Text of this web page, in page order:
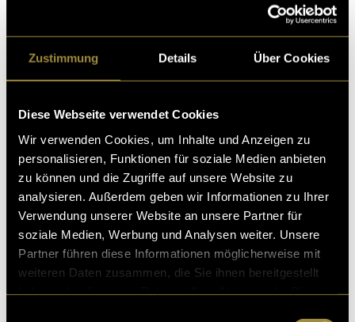
Zustimmung Details Über Cookies
Diese Webseite verwendet Cookies
Wir verwenden Cookies, um Inhalte und Anzeigen zu
personalisieren, Funktionen für soziale Medien anbieten
zu können und die Zugriffe auf unsere Website zu
analysieren. Außerdem geben wir Informationen zu Ihrer
Verwendung unserer Website an unsere Partner für
soziale Medien, Werbung und Analysen weiter. Unsere
Partner führen diese Informationen möglicherweise mit
weiteren Daten zusammen, die Sie ihnen bereitgestellt
fasst die Inhalte des Lehrprojekts zusammen.
Bitte akzeptiere die statistik, MarketingCookies um
diesen Inhalt zu sehen.